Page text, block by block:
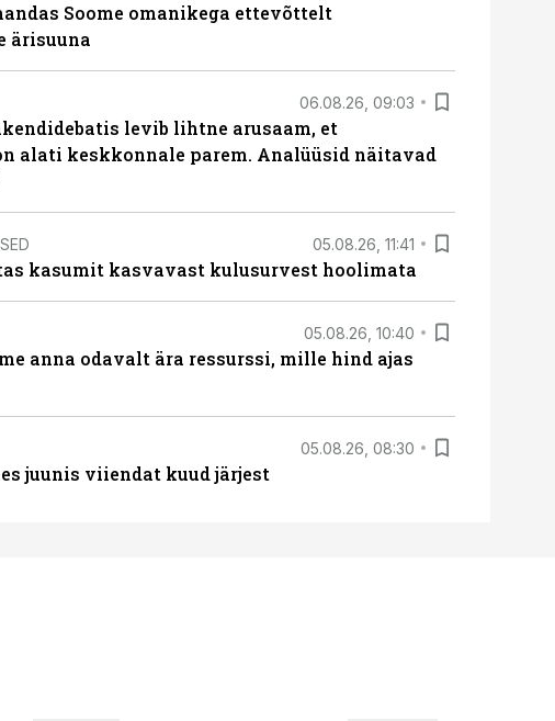
Soome omanikega ettevõttelt
ärisuuna
06.08.26, 09:03
levib lihtne arusaam, et
alati keskkonnale parem. Analüüsid näitavad
05.08.26, 11:41
kasumit kasvavast kulusurvest hoolimata
05.08.26, 10:40
anna odavalt ära ressurssi, mille hind ajas
05.08.26, 08:30
juunis viiendat kuud järjest